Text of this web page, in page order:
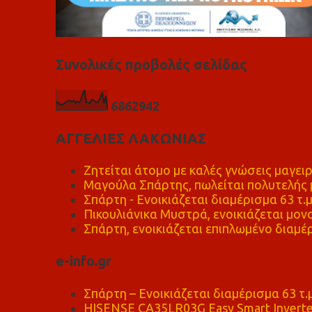
Συνολικές προβολές σελίδας
6862942
ΑΓΓΕΛΙΕΣ ΛΑΚΩΝΙΑΣ
Ζητείται άτομο με καλές γνώσεις
Μαγούλα Σπάρτης, πωλείται πολυτελής
Σπάρτη - Ενοικιάζεται διαμέρισμα 63 τ.μ
Πικουλιάνικα Μυστρά, ενοικιάζεται
Σπάρτη, ενοικιάζεται επιπλωμένο
e-info.gr
Σπάρτη – Ενοικιάζεται διαμέρισμα 63
HISENSE CA35LR03G Easy Smart